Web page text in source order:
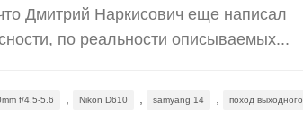
Дмитрий Наркисович еще написал
по реальности описываемых...
f/4.5-5.6 , Nikon D610 , samyang 14 , поход